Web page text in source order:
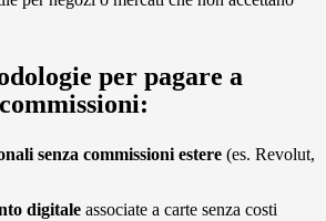
per pagare a
senza commissioni estere (es. Revolut,
digitale associate a carte senza costi